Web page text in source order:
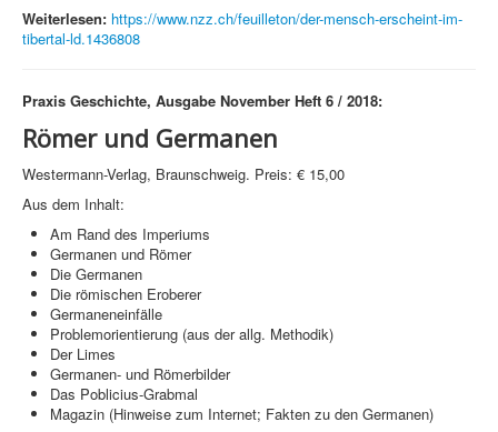
Weiterlesen: https://www.nzz.ch/feuilleton/der-mensch-erscheint-im-
tibertal-ld.1436808
Praxis Geschichte, Ausgabe November Heft 6 / 2018:
Römer und Germanen
Westermann-Verlag, Braunschweig. Preis: € 15,00
Aus dem Inhalt:
Am Rand des Imperiums
Germanen und Römer
Die Germanen
Die römischen Eroberer
Germaneneinfälle
Problemorientierung (aus der allg. Methodik)
Der Limes
Germanen- und Römerbilder
Das Poblicius-Grabmal
Magazin (Hinweise zum Internet; Fakten zu den Germanen)